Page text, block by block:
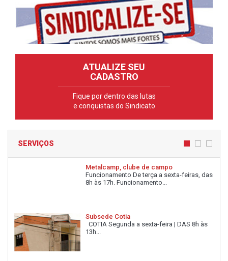
ATUALIZE SEU
CADASTRO
Fique por dentro das lutas
e conquistas do Sindicato
SERVIÇOS
Metalcamp, clube de campo
Funcionamento De terça a sexta-feiras, das
8h às 17h. Funcionamento...
Subsede Cotia
COTIA Segunda a sexta-feira | DAS 8h às
13h...